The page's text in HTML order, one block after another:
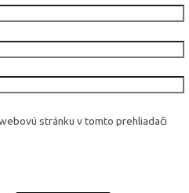
stránku v tomto prehliadači